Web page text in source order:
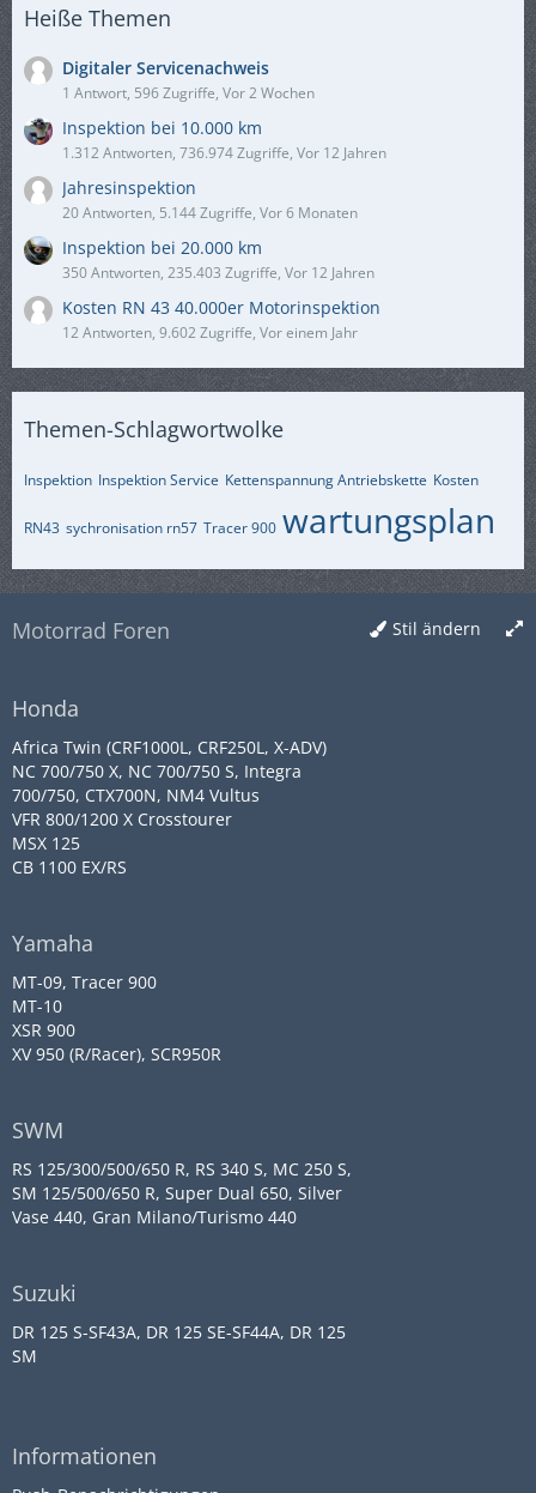
Heiße Themen
Digitaler Servicenachweis
1 Antwort, 596 Zugriffe, Vor 2 Wochen
Inspektion bei 10.000 km
1.312 Antworten, 736.974 Zugriffe, Vor 12 Jahren
Jahresinspektion
20 Antworten, 5.144 Zugriffe, Vor 6 Monaten
Inspektion bei 20.000 km
350 Antworten, 235.403 Zugriffe, Vor 12 Jahren
Kosten RN 43 40.000er Motorinspektion
12 Antworten, 9.602 Zugriffe, Vor einem Jahr
Themen-Schlagwortwolke
Inspektion Inspektion Service Kettenspannung Antriebskette Kosten
RN43 sychronisation rn57 Tracer 900 wartungsplan
Stil ändern
Motorrad Foren
Honda
Africa Twin (CRF1000L, CRF250L, X-ADV)
NC 700/750 X, NC 700/750 S, Integra
700/750, CTX700N, NM4 Vultus
VFR 800/1200 X Crosstourer
MSX 125
CB 1100 EX/RS
Yamaha
MT-09, Tracer 900
MT-10
XSR 900
XV 950 (R/Racer), SCR950R
SWM
RS 125/300/500/650 R, RS 340 S, MC 250 S,
SM 125/500/650 R, Super Dual 650, Silver
Vase 440, Gran Milano/Turismo 440
Suzuki
DR 125 S-SF43A, DR 125 SE-SF44A, DR 125
SM
Informationen